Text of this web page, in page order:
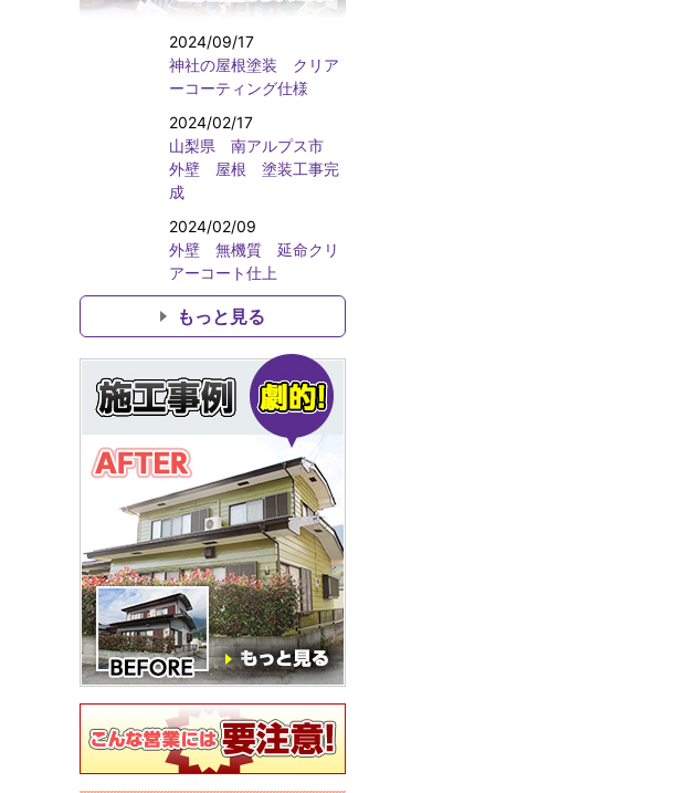
2024/09/17
神社の屋根塗装 クリア
ーコーティング仕様
2024/02/17
山梨県 南アルプス市
外壁 屋根 塗装工事完
成
2024/02/09
外壁 無機質 延命クリ
アーコート仕上
もっと見る